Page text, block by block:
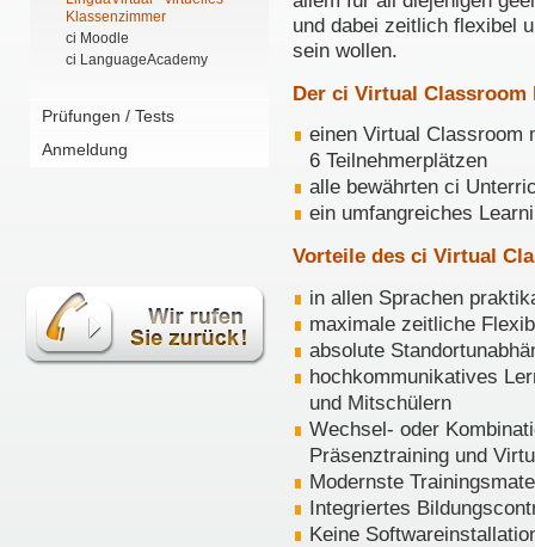
Klassenzimmer
ci Moodle
ci LanguageAcademy
Prüfungen / Tests
Anmeldung
und dabei zeitlich flexibel
sein wollen.
Der ci Virtual Classroom
einen Virtual Classroom
6 Teilnehmerplätzen
alle bewährten ci
ein umfangreiches
Vorteile des ci Virtual
in allen Sprachen
maximale zeitliche
absolute
hochkommunikatives
und Mitschülern
Wechsel- oder
Präsenztraining und
Modernste
Integriertes
Keine